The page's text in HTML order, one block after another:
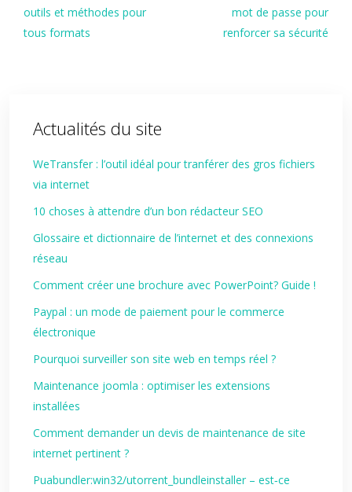
outils et méthodes pour
tous formats
mot de passe pour
renforcer sa sécurité
Actualités du site
WeTransfer : l’outil idéal pour tranférer des gros fichiers
via internet
10 choses à attendre d’un bon rédacteur SEO
Glossaire et dictionnaire de l’internet et des connexions
réseau
Comment créer une brochure avec PowerPoint? Guide !
Paypal : un mode de paiement pour le commerce
électronique
Pourquoi surveiller son site web en temps réel ?
Maintenance joomla : optimiser les extensions
installées
Comment demander un devis de maintenance de site
internet pertinent ?
Puabundler:win32/utorrent_bundleinstaller – est‑ce